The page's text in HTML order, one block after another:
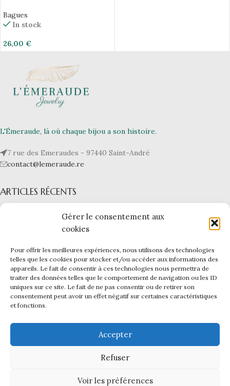
Gérer le consentement aux
cookies
Pour offrir les meilleures expériences, nous utilisons des technologies
telles que les cookies pour stocker et/ou accéder aux informations des
appareils. Le fait de consentir à ces technologies nous permettra de
traiter des données telles que le comportement de navigation ou les ID
uniques sur ce site. Le fait de ne pas consentir ou de retirer son
consentement peut avoir un effet négatif sur certaines caractéristiques
et fonctions.
Accepter
Refuser
Voir les préférences
Bagues
In stock
26,00 €
L'Émeraude, là où chaque bijou a son histoire.
7 rue des Emeraudes - 97440 Saint-André
contact@lemeraude.re
ARTICLES RÉCENTS
LIENS UTILES
L'ÉMERAUDE|Mentions légales -CGV -CGU -Confidentialité -
Cookies
Ce site a été financé par l’Union Européenne dans le cadre du
programme FEDER-FSE+ Réunion dont l’Autorité de gestion est la
Création du site internet et infogérance par